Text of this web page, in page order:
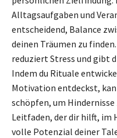
Alltagsaufgaben und
entscheidend, Balance
deinen Träumen zu
reduziert Stress und gibt
Indem du Rituale
Motivation entdeckst,
schöpfen, um
Leitfaden, der dir hilft, im
volle Potenzial deiner